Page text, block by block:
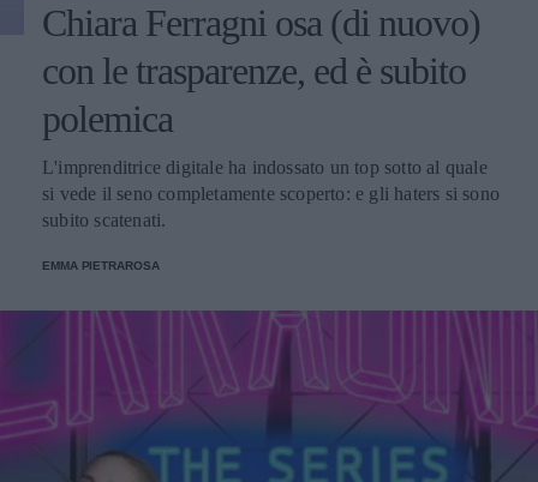
Chiara Ferragni osa (di nuovo)
con le trasparenze, ed è subito
polemica
L'imprenditrice digitale ha indossato un top sotto al quale
si vede il seno completamente scoperto: e gli haters si sono
subito scatenati.
EMMA PIETRAROSA